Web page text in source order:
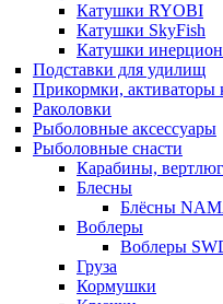
Катушки RYOBI
Катушки SkyFish
Катушки
Подставки для удилищ
Прикормки, активаторы
Раколовки
Рыболовные аксессуары
Рыболовные снасти
Карабины,
Блесны
Блёсны
Воблеры
Воблеры
Груза
Кормушки